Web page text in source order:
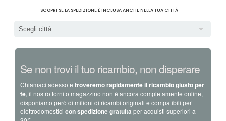
SCOPRI SE LA SPEDIZIONE È INCLUSA ANCHE NELLA TUA CITTÀ
Scegli città
Se non trovi il tuo ricambio, non disperare
Chiamaci adesso e troveremo rapidamente il ricambio giusto per
te, il nostro fornito magazzino non è ancora completamente online,
disponiamo però di milioni di ricambi originali e compatibili per
elettrodomestici con spedizione gratuita per acquisti superiori a